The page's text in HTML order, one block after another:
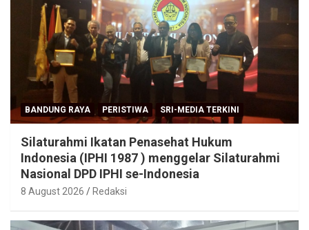
BANDUNG RAYA PERISTIWA SRI-MEDIA TERKINI
Silaturahmi Ikatan Penasehat Hukum
Indonesia (IPHI 1987 ) menggelar Silaturahmi
Nasional DPD IPHI se-Indonesia
8 August 2026 Redaksi